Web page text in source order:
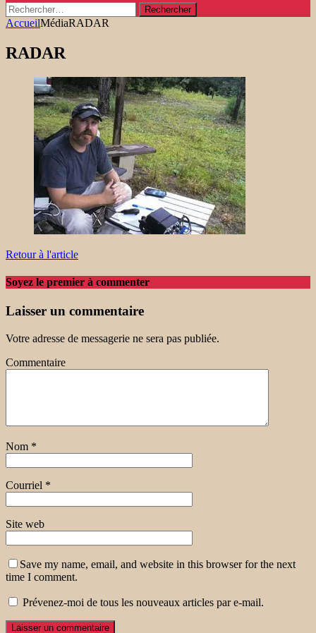
Rechercher :
AccueilMédiaRADAR
RADAR
Retour à l'article
Soyez le premier à commenter
Laisser un commentaire
Votre adresse de messagerie ne sera pas publiée.
Commentaire
Nom *
Courriel *
Site web
Save my name, email, and website in this browser for the next
time I comment.
Prévenez-moi de tous les nouveaux articles par e-mail.